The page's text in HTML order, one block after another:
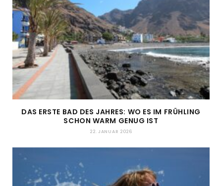
DAS ERSTE BAD DES JAHRES: WO ES IM FRÜHLING
SCHON WARM GENUG IST
22. JANUAR 2026